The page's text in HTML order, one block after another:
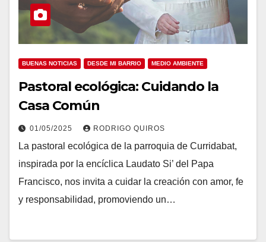
BUENAS NOTICIAS DESDE MI BARRIO MEDIO AMBIENTE
Pastoral ecológica: Cuidando la
Casa Común
01/05/2025 RODRIGO QUIROS
La pastoral ecológica de la parroquia de Curridabat,
inspirada por la encíclica Laudato Si’ del Papa
Francisco, nos invita a cuidar la creación con amor, fe
y responsabilidad, promoviendo un…